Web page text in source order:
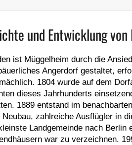
und Entwicklung
ist Müggelheim durch die
Angerdorf gestaltet,
1804 wurde auf dem
dieses Jahrhunderts
1889 entstand im
zahlreiche Ausflügler in
Landgemeinde nach Berlin
war zu verzeichnen.